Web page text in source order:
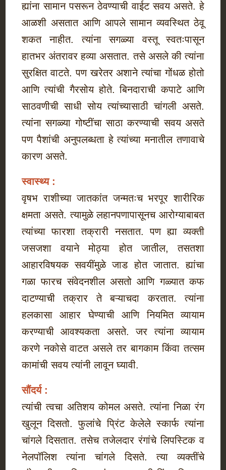
ह्यांना सामान पसरून ठेवण्याची वाईट सवय असते. हे
आळशी असतात आणि आपले सामान व्यवस्थित ठेवू
शकत नाहीत. त्यांना सगळ्या वस्तू स्वतःपासून
हातभर अंतरावर हव्या असतात. तसे असले की त्यांना
सुरक्षित वाटते. पण खरेतर अशाने त्यांचा गोंधळ होतो
आणि त्यांची गैरसोय होते. बिनदाराची कपाटे आणि
साठवणीची साधी सोय त्यांच्यासाठी चांगली असते.
त्यांना सगळ्या गोष्टींचा साठा करण्याची सवय असते
पण पैशांची अनुपलब्धता हे त्यांच्या मनातील तणावाचे
कारण असते.
स्वास्थ्य :
वृषभ राशीच्या जातकांत जन्मतःच भरपूर शारीरिक
क्षमता असते. त्यामुळे लहानपणापासूनच आरोग्याबाबत
त्यांच्या फारशा तक्रारी नसतात. पण ह्या व्यक्ती
जसजशा वयाने मोठ्या होत जातील, तसतशा
आहारविषयक सवयींमुळे जाड होत जातात. ह्यांचा
गळा फारच संवेदनशील असतो आणि गळ्यात कफ
दाटण्याची तक्रार ते बऱ्याचदा करतात. त्यांना
हलकासा आहार घेण्याची आणि नियमित व्यायाम
करण्याची आवश्यकता असते. जर त्यांना व्यायाम
करणे नकोसे वाटत असले तर बागकाम किंवा तत्सम
कामांची सवय त्यांनी लावून घ्यावी.
सौंदर्य :
त्यांची त्वचा अतिशय कोमल असते. त्यांना निळा रंग
खुलून दिसतो. फुलांचे प्रिंट केलेले स्कार्फ त्यांना
चांगले दिसतात. तसेच तजेलदार रंगांचे लिपस्टिक व
नेलपॉलिश त्यांना चांगले दिसते. त्या व्यक्तींचे